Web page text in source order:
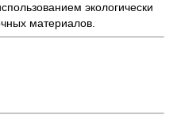
экологически
материалов.